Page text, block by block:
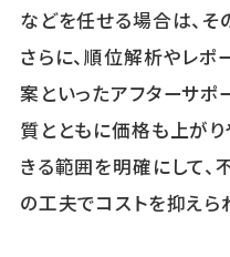
などを任せる場合は、そ
さらに、順位解析やレポ
案といったアフターサポ
質とともに価格も上がり
きる範囲を明確にして
の工夫でコストを抑えら